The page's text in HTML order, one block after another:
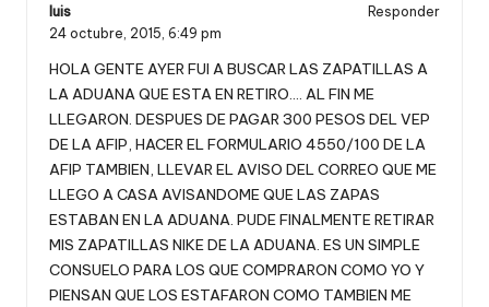
luis
Responder
24 octubre, 2015, 6:49 pm
HOLA GENTE AYER FUI A BUSCAR LAS ZAPATILLAS A
LA ADUANA QUE ESTA EN RETIRO…. AL FIN ME
LLEGARON. DESPUES DE PAGAR 300 PESOS DEL VEP
DE LA AFIP, HACER EL FORMULARIO 4550/100 DE LA
AFIP TAMBIEN, LLEVAR EL AVISO DEL CORREO QUE ME
LLEGO A CASA AVISANDOME QUE LAS ZAPAS
ESTABAN EN LA ADUANA. PUDE FINALMENTE RETIRAR
MIS ZAPATILLAS NIKE DE LA ADUANA. ES UN SIMPLE
CONSUELO PARA LOS QUE COMPRARON COMO YO Y
PIENSAN QUE LOS ESTAFARON COMO TAMBIEN ME